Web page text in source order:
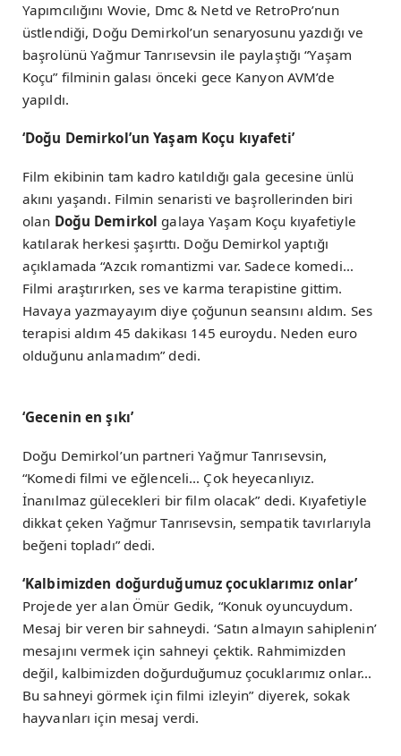
Yapımcılığını Wovie, Dmc & Netd ve RetroPro’nun
üstlendiği, Doğu Demirkol’un senaryosunu yazdığı ve
başrolünü Yağmur Tanrısevsin ile paylaştığı “Yaşam
Koçu” filminin galası önceki gece Kanyon AVM’de
yapıldı.
‘Doğu Demirkol’un Yaşam Koçu kıyafeti’
Film ekibinin tam kadro katıldığı gala gecesine ünlü
akını yaşandı. Filmin senaristi ve başrollerinden biri
olan Doğu Demirkol galaya Yaşam Koçu kıyafetiyle
katılarak herkesi şaşırttı. Doğu Demirkol yaptığı
açıklamada “Azcık romantizmi var. Sadece komedi…
Filmi araştırırken, ses ve karma terapistine gittim.
Havaya yazmayayım diye çoğunun seansını aldım. Ses
terapisi aldım 45 dakikası 145 euroydu. Neden euro
olduğunu anlamadım” dedi.
‘Gecenin en şıkı’
Doğu Demirkol’un partneri Yağmur Tanrısevsin,
“Komedi filmi ve eğlenceli… Çok heyecanlıyız.
İnanılmaz gülecekleri bir film olacak” dedi. Kıyafetiyle
dikkat çeken Yağmur Tanrısevsin, sempatik tavırlarıyla
beğeni topladı” dedi.
‘Kalbimizden doğurduğumuz çocuklarımız onlar’
Projede yer alan Ömür Gedik, “Konuk oyuncuydum.
Mesaj bir veren bir sahneydi. ‘Satın almayın sahiplenin’
mesajını vermek için sahneyi çektik. Rahmimizden
değil, kalbimizden doğurduğumuz çocuklarımız onlar…
Bu sahneyi görmek için filmi izleyin” diyerek, sokak
hayvanları için mesaj verdi.